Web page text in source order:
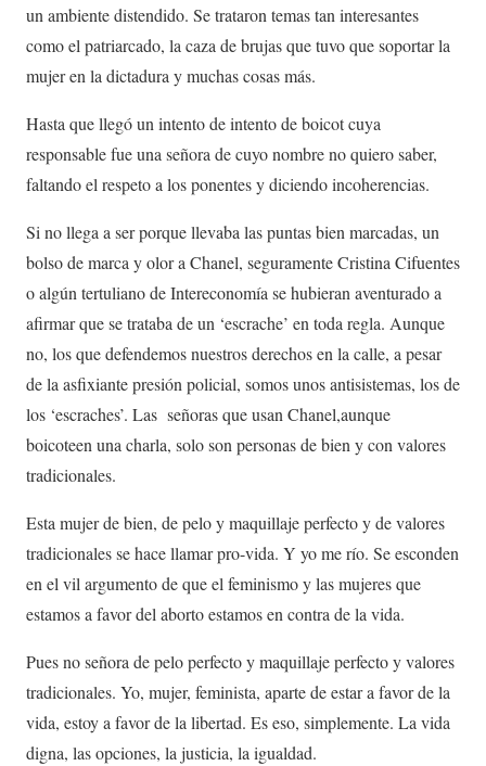
un ambiente distendido. Se trataron temas tan interesantes
como el patriarcado, la caza de brujas que tuvo que soportar la
mujer en la dictadura y muchas cosas más.
Hasta que llegó un intento de intento de boicot cuya
responsable fue una señora de cuyo nombre no quiero saber,
faltando el respeto a los ponentes y diciendo incoherencias.
Si no llega a ser porque llevaba las puntas bien marcadas, un
bolso de marca y olor a Chanel, seguramente Cristina Cifuentes
o algún tertuliano de Intereconomía se hubieran aventurado a
afirmar que se trataba de un ‘escrache’ en toda regla. Aunque
no, los que defendemos nuestros derechos en la calle, a pesar
de la asfixiante presión policial, somos unos antisistemas, los de
los ‘escraches’. Las señoras que usan Chanel,aunque
boicoteen una charla, solo son personas de bien y con valores
tradicionales.
Esta mujer de bien, de pelo y maquillaje perfecto y de valores
tradicionales se hace llamar pro-vida. Y yo me río. Se esconden
en el vil argumento de que el feminismo y las mujeres que
estamos a favor del aborto estamos en contra de la vida.
Pues no señora de pelo perfecto y maquillaje perfecto y valores
tradicionales. Yo, mujer, feminista, aparte de estar a favor de la
vida, estoy a favor de la libertad. Es eso, simplemente. La vida
digna, las opciones, la justicia, la igualdad.